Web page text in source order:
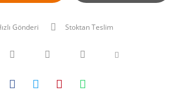
Gönderi Stoktan Teslim